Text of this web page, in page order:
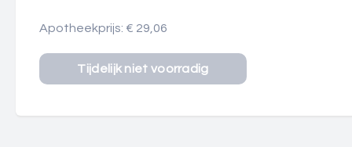
Apotheekprijs: € 29,06